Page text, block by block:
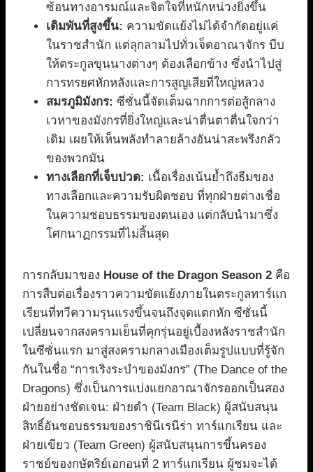
ซ้อนทางอารมณ์และจิตใจที่หนักหน่วงยิ่งขึ้น
เดิมพันที่สูงขึ้น: ความขัดแย้งไม่ได้จำกัดอยู่แค่
ในราชสำนัก แต่ลุกลามไปทั่วเจ็ดอาณาจักร บีบ
ให้ตระกูลขุนนางต่างๆ ต้องเลือกข้าง ซึ่งนำไปสู่
การทรยศหักหลังและการสูญเสียที่ใหญ่หลวง
สมรภูมิมังกร: ซีซั่นนี้จัดเต็มฉากการต่อสู้กลาง
เวหาของมังกรที่ยิ่งใหญ่และน่าตื่นตาตื่นใจกว่า
เดิม เผยให้เห็นพลังทำลายล้างอันน่าสะพรึงกลัว
ของพวกมัน
ทางเลือกที่เจ็บปวด: เนื้อเรื่องเน้นย้ำถึงธีมของ
ทางเลือกและความรับผิดชอบ ที่ทุกฝ่ายต่างเชื่อ
ในความชอบธรรมของตนเอง แต่กลับนำมาซึ่ง
โศกนาฏกรรมที่ไม่สิ้นสุด
การกลับมาของ House of the Dragon Season 2 คือ
การสืบต่อเรื่องราวความขัดแย้งภายในตระกูลทาร์แก
เรียนที่ทวีความรุนแรงขึ้นจนถึงจุดแตกหัก ซีซั่นนี้
เปลี่ยนจากสงครามเย็นที่คุกรุ่นอยู่เบื้องหลังราชสำนัก
ในซีซั่นแรก มาสู่สงครามกลางเมืองเต็มรูปแบบที่รู้จัก
กันในชื่อ “การเริงระบำของมังกร” (The Dance of the
Dragons) ซึ่งเป็นการแบ่งแยกอาณาจักรออกเป็นสอง
ฝ่ายอย่างชัดเจน: ฝ่ายดำ (Team Black) ผู้สนับสนุน
สิทธิ์อันชอบธรรมของราชินีเรนีร่า ทาร์แกเรียน และ
ฝ่ายเขียว (Team Green) ผู้สนับสนุนการขึ้นครอง
ราชย์ของกษัตริย์เอกอนที่ 2 ทาร์แกเรียน ผู้ชมจะได้